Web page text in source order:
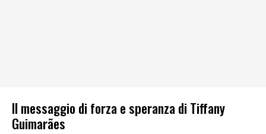
Il messaggio di forza e speranza di Tiffany
Guimarães